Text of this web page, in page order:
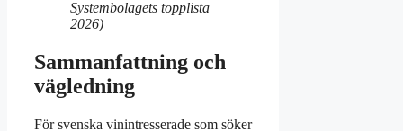
Systembolagets topplista
2026)
Sammanfattning och
vägledning
För svenska vinintresserade som söker